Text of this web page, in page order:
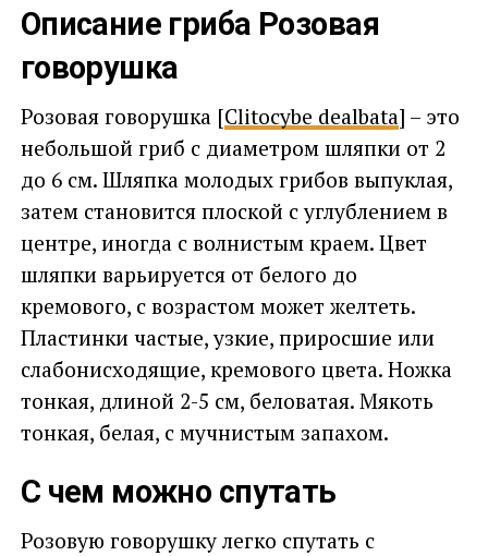
Описание гриба Розовая
говорушка
Розовая говорушка [Clitocybe dealbata] – это
небольшой гриб с диаметром шляпки от 2
до 6 см. Шляпка молодых грибов выпуклая,
затем становится плоской с углублением в
центре, иногда с волнистым краем. Цвет
шляпки варьируется от белого до
кремового, с возрастом может желтеть.
Пластинки частые, узкие, приросшие или
слабонисходящие, кремового цвета. Ножка
тонкая, длиной 2-5 см, беловатая. Мякоть
тонкая, белая, с мучнистым запахом.
С чем можно спутать
Розовую говорушку легко спутать с